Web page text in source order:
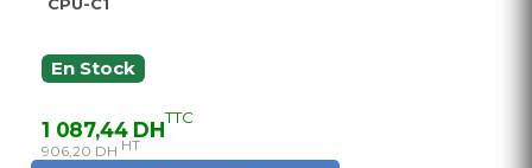
En Stock
1 087,44 DHTTC
906,20 DH HT